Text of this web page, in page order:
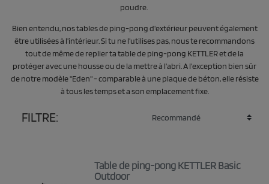
poudre.
Bien entendu, nos tables de ping-pong d'extérieur peuvent également
être utilisées à l'intérieur. Si tu ne l'utilises pas, nous te recommandons
tout de même de replier ta table de ping-pong KETTLER et de la
protéger avec une housse ou de la mettre à l'abri. A l'exception bien sûr
de notre modèle "Eden" - comparable à une plaque de béton, elle résiste
à tous les temps et a son emplacement fixe.
FILTRE:
Table de ping-pong KETTLER Basic
Outdoor